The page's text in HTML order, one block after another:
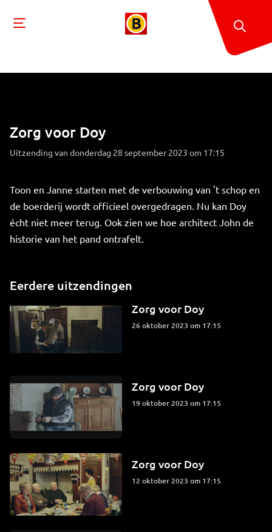
Zorg voor Doy
Uitzending van donderdag 28 september 2023 om 17:15
Toon en Janne starten met de verbouwing van 't schop en
de boerderij wordt officieel overgedragen. Nu kan Doy
écht niet meer terug. Ook zien we hoe architect John de
historie van het pand ontrafelt.
Eerdere uitzendingen
Zorg voor Doy
26 oktober 2023 om 17:15
Zorg voor Doy
19 oktober 2023 om 17:15
Zorg voor Doy
12 oktober 2023 om 17:15